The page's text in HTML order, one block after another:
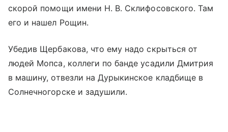
скорой помощи имени Н. В. Склифосовского. Там
его и нашел Рощин.
Убедив Щербакова, что ему надо скрыться от
людей Мопса, коллеги по банде усадили Дмитрия
в машину, отвезли на Дурыкинское кладбище в
Солнечногорске и задушили.